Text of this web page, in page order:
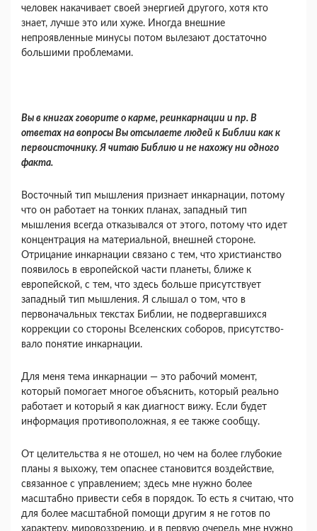
человек накачивает своей энер­гией другого, хотя кто
знает, лучше это или хуже. Иногда внешние
непроявленные минусы потом вылезают достаточно
большими проблемами.
Вы в книгах говорите о карме, реинкарнации и пр. В
ответах на вопросы Вы отсылаете людей к Библии как к
первоисточнику. Я читаю Библию и не нахожу ни одного
факта.
Восточный тип мышления признает инкар­нации, потому
что он работает на тонких планах, западный тип
мышления всегда отказывался от этого, потому что идет
концентрация на матери­альной, внешней стороне.
Отрицание инкарнации связано с тем, что христианство
появилось в евро­пейской части планеты, ближе к
европейской, с тем, что здесь больше присутствует
западный тип мышления. Я слышал о том, что в
первоначаль­ных текстах Библии, не подвергавшихся
коррек­ции со стороны Вселенских соборов, присутство­
вало понятие инкарнации.
Для меня тема инкарнации — это рабочий мо­мент,
который помогает многое объяснить, кото­рый реально
работает и который я как диагност вижу. Если будет
информация противоположная, я ее также сообщу.
От целительства я не отошел, но чем на более глубокие
планы я выхожу, тем опаснее становится воздействие,
связанное с управлением; здесь мне нужно более
масштабно привести себя в порядок. То есть я считаю, что
для более масштабной помо­щи другим я не готов по
характеру, мировоззре­нию, и в первую очередь мне нужно